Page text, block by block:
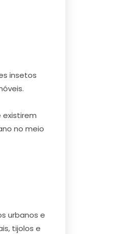
insetos
no meio
urbanos e
tijolos e